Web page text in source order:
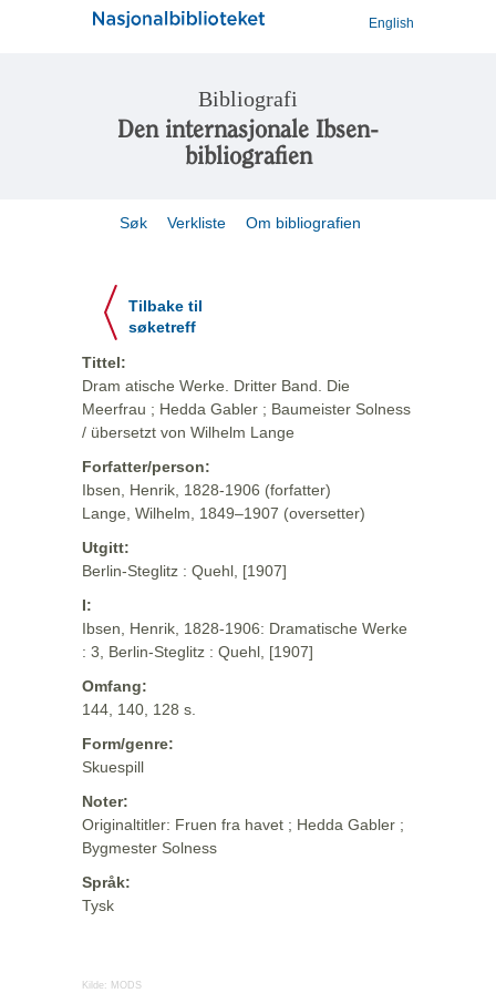
English
Bibliografi
Den internasjonale Ibsen-
bibliografien
Søk Verkliste Om bibliografien
Tilbake til
søketreff
Tittel:
Dram atische Werke. Dritter Band. Die
Meerfrau ; Hedda Gabler ; Baumeister Solness
/ übersetzt von Wilhelm Lange
Forfatter/person:
Ibsen, Henrik, 1828-1906 (forfatter)
Lange, Wilhelm, 1849–1907 (oversetter)
Utgitt:
Berlin-Steglitz : Quehl, [1907]
I:
Ibsen, Henrik, 1828-1906: Dramatische Werke
: 3, Berlin-Steglitz : Quehl, [1907]
Omfang:
144, 140, 128 s.
Form/genre:
Skuespill
Noter:
Originaltitler: Fruen fra havet ; Hedda Gabler ;
Bygmester Solness
Språk:
Tysk
Kilde: MODS